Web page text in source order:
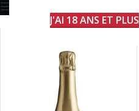
J'AI 18 ANS ET PLUS